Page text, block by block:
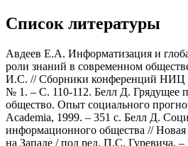
Список литературы
Авдеев Е.А. Информатизация и
роли знаний в современном
И.С. // Сборники конференций НИЦ
№ 1. – С. 110-112. Белл Д. Грядущее
общество. Опыт социального
Academia, 1999. – 351 с. Белл Д.
информационного общества // Новая
на Западе / под ред. П.С. Гуревича.